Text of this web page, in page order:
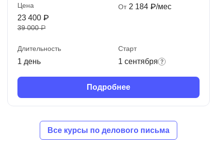
Цена
23 400 ₽
39 000 ₽
От 2 184 ₽/мес
Длительность
1 день
Старт
1 сентября
Подробнее
Все курсы по делового письма